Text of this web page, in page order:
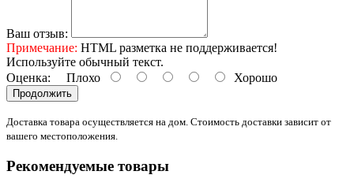
Ваш отзыв:
Примечание: HTML разметка не поддерживается!
Используйте обычный текст.
Оценка: Плохо Хорошо
Продолжить
Доставка товара осуществляется на дом. Стоимость доставки зависит от
вашего местоположения.
Рекомендуемые товары